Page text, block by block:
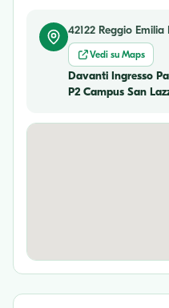
42122 Reggio Emilia
Vedi su Maps
Davanti Ingresso
P2 Campus San